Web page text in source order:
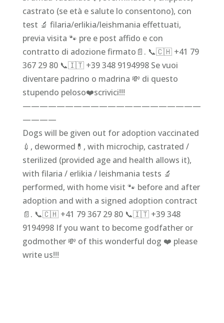
castrato (se età e salute lo consentono), con
test 🔬 filaria/erlikia/leishmania effettuati,
previa visita 🐾 pre e post affido e con
contratto di adozione firmato📄. 📞🇨🇭 +41 79
367 29 80 📞🇮🇹 +39 348 9194998 Se vuoi
diventare padrino o madrina 💸 di questo
stupendo peloso❤️scrivici!!!
—————————————————————
————
Dogs will be given out for adoption vaccinated
💉, dewormed💊, with microchip, castrated /
sterilized (provided age and health allows it),
with filaria / erlikia / leishmania tests 🔬
performed, with home visit 🐾 before and after
adoption and with a signed adoption contract
📄. 📞🇨🇭 +41 79 367 29 80 📞🇮🇹 +39 348
9194998 If you want to become godfather or
godmother 💸 of this wonderful dog ❤️ please
write us!!!